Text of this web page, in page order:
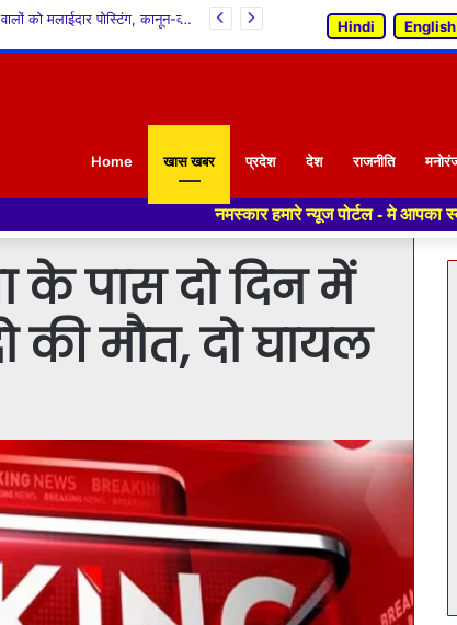
30 बैग की सीमा लगाकर कांग्रेस सरकार ने सेब उत्पादकों की कमर तोड़ी, क्या सिंडिकेट को फायदा पहुंचाने के लिए बागवानों पर थोपी जा रही है नई ‘वसूली’? : सांदीपनि भारद्वाज Hindi English
Home खास खबर प्रदेश देश राजनीति
नमस्कार हमारे न्यूज पोर्टल - मे आपका स्वागत हैं ,यहाँ आपको
के पास दो दिन में
की मौत, दो घायल